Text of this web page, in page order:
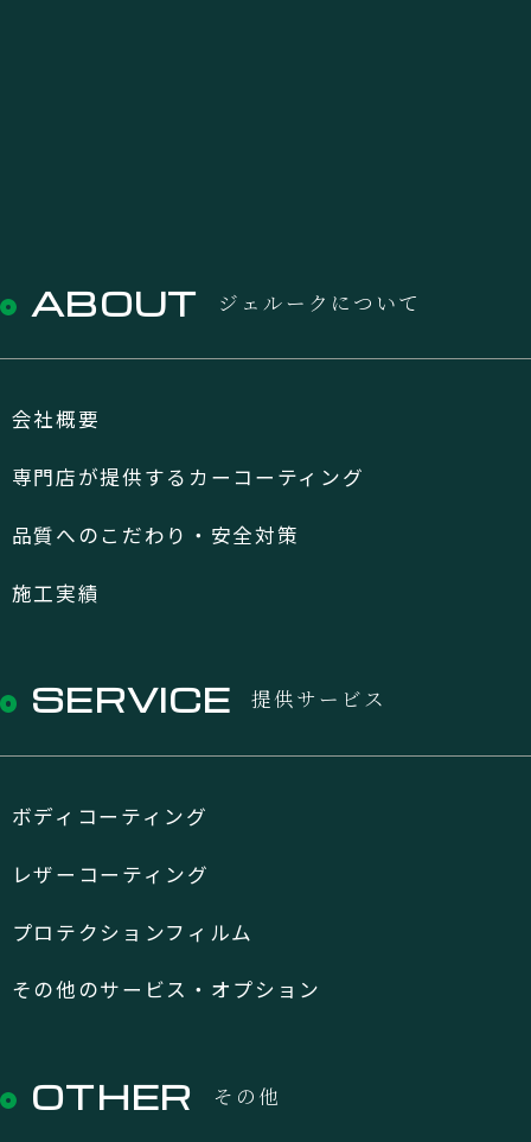
ABOUT ジェルークについて
会社概要
専門店が提供するカーコーティング
品質へのこだわり・安全対策
施工実績
SERVICE 提供サービス
ボディコーティング
レザーコーティング
プロテクションフィルム
その他のサービス・オプション
OTHER その他